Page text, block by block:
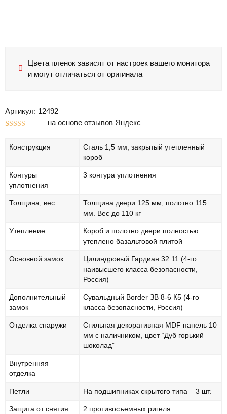
Артикул: 12492
основе
на основе отзывов Яндекс
Конструкция
Сталь 1,5 мм, закрытый утепленный
короб
Контуры
уплотнения
3 контура уплотнения
Толщина, вес
Толщина двери 125 мм, полотно 115
мм. Вес до 110 кг
Утепление
Короб и полотно двери полностью
утеплено базальтовой плитой
Основной замок
Цилиндровый Гардиан 32.11 (4-го
наивысшего класса безопасности,
Россия)
Дополнительный
замок
Сувальдный Border ЗВ 8-6 К5 (4-го
класса безопасности, Россия)
Отделка снаружи
Стильная декоративная MDF панель 10
мм с наличником, цвет “Дуб горький
шоколад”
Внутренняя
отделка
Петли На подшипниках скрытого типа – 3 шт.
Защита от снятия
2 противосъемных ригеля
Цвета пленок зависят от настроек вашего монитора
и могут отличаться от оригинала